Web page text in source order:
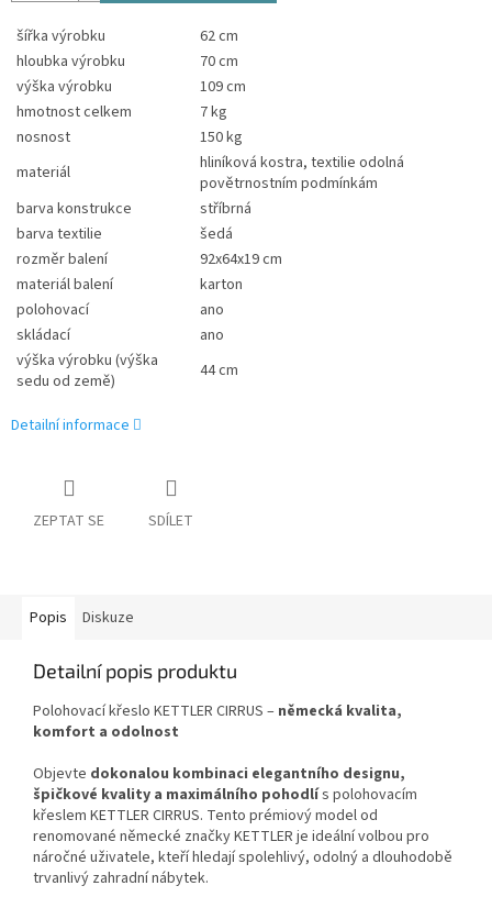
šířka výrobku
62 cm
hloubka výrobku
70 cm
výška výrobku
109 cm
hmotnost celkem
7 kg
nosnost
150 kg
materiál
hliníková kostra, textilie odolná
povětrnostním podmínkám
barva konstrukce
stříbrná
barva textilie
šedá
rozměr balení
92x64x19 cm
materiál balení
karton
polohovací
ano
skládací
ano
výška výrobku (výška
sedu od země)
44 cm
Detailní informace
ZEPTAT SE SDÍLET
Popis Diskuze
Detailní popis produktu
Polohovací křeslo KETTLER CIRRUS – německá kvalita,
komfort a odolnost
Objevte dokonalou kombinaci elegantního designu,
špičkové kvality a maximálního pohodlís polohovacím
křeslem KETTLER CIRRUS. Tento prémiový model od
renomované německé značky KETTLER je ideální volbou pro
náročné uživatele, kteří hledají spolehlivý, odolný a dlouhodobě
trvanlivý zahradní nábytek.